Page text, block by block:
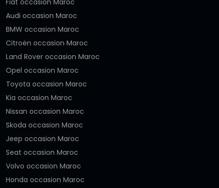
Fiat occasion Maroc
Audi occasion Maroc
BMW occasion Maroc
Citroën occasion Maroc
Land Rover occasion Maroc
Opel occasion Maroc
Toyota occasion Maroc
Kia occasion Maroc
Nissan occasion Maroc
Skoda occasion Maroc
Jeep occasion Maroc
Seat occasion Maroc
Volvo occasion Maroc
Honda occasion Maroc